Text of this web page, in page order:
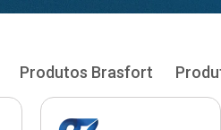
Produtos Brasfort